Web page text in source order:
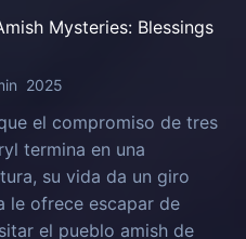
Mysteries: Blessings
2025
el compromiso de tres
termina en una
su vida da un giro
le ofrece escapar de
el pueblo amish de